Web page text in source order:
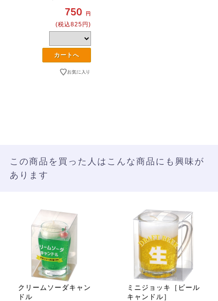
750 円
(税込825円)
この商品を買った人はこんな商品にも興味が
あります
クリームソーダキャン
ドル
ミニジョッキ［ビール
キャンドル］